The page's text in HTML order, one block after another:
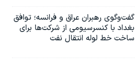
گفت‌وگوی رهبران عراق و فرانسه؛ توافق
بغداد با کنسرسیومی از شرکت‌ها برای
ساخت خط لوله انتقال نفت